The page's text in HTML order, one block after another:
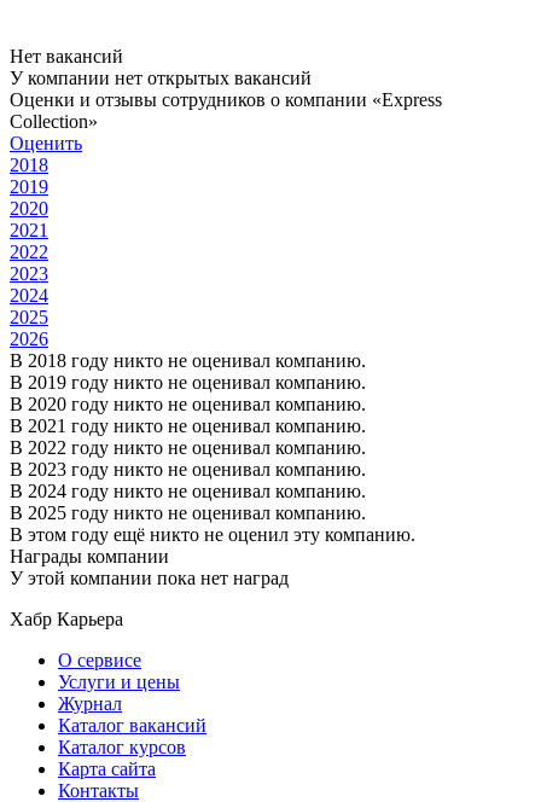
Нет вакансий
У компании нет открытых вакансий
Оценки и отзывы сотрудников о компании «Express
Collection»
Оценить
2018
2019
2020
2021
2022
2023
2024
2025
2026
В 2018 году никто не оценивал компанию.
В 2019 году никто не оценивал компанию.
В 2020 году никто не оценивал компанию.
В 2021 году никто не оценивал компанию.
В 2022 году никто не оценивал компанию.
В 2023 году никто не оценивал компанию.
В 2024 году никто не оценивал компанию.
В 2025 году никто не оценивал компанию.
В этом году ещё никто не оценил эту компанию.
Награды компании
У этой компании пока нет наград
Хабр Карьера
О сервисе
Услуги и цены
Журнал
Каталог вакансий
Каталог курсов
Карта сайта
Контакты